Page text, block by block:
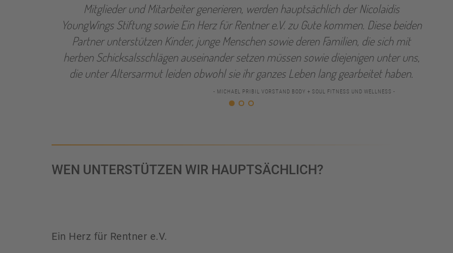
Mitglieder und Mitarbeiter generieren, werden hauptsächlich der Nicolaidis
YoungWings Stiftung sowie Ein Herz für Rentner e.V. zu Gute kommen. Diese beiden
Partner unterstützen Kinder, junge Menschen sowie deren Familien, die sich mit
herben Schicksalsschlägen auseinander setzen müssen sowie diejenigen unter uns,
die unter Altersarmut leiden obwohl sie ihr ganzes Leben lang gearbeitet haben.
- MICHAEL PRIBIL VORSTAND BODY + SOUL FITNESS UND WELLNESS -
WEN UNTERSTÜTZEN WIR HAUPTSÄCHLICH?
Ein Herz für Rentner e.V.